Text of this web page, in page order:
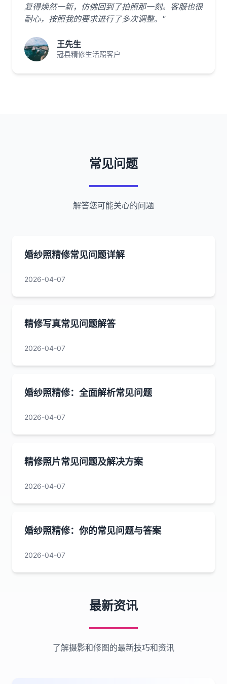
复得焕然一新，仿佛回到了拍照那一刻。客服也很
耐心，按照我的要求进行了多次调整。"
王先生
冠县精修生活照客户
常见问题
解答您可能关心的问题
婚纱照精修常见问题详解
2026-04-07
精修写真常见问题解答
2026-04-07
婚纱照精修：全面解析常见问题
2026-04-07
精修照片常见问题及解决方案
2026-04-07
婚纱照精修：你的常见问题与答案
2026-04-07
最新资讯
了解摄影和修图的最新技巧和资讯